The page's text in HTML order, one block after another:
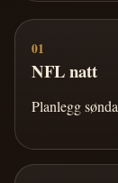
01
NFL natt
Planlegg